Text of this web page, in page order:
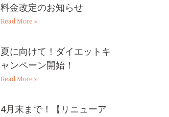
料金改定のお知らせ
Read More »
夏に向けて！ダイエットキ
ャンペーン開始！
Read More »
4月末まで！【リニューア